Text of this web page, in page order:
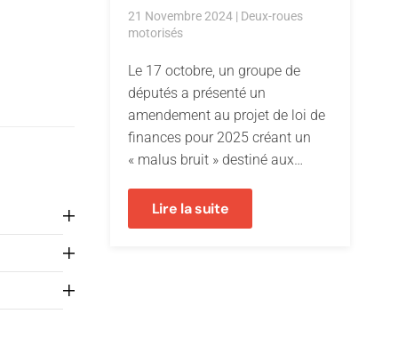
21 Novembre 2024 | Deux-roues
motorisés
Le 17 octobre, un groupe de
députés a présenté un
amendement au projet de loi de
finances pour 2025 créant un
« malus bruit » destiné aux…
Lire la suite